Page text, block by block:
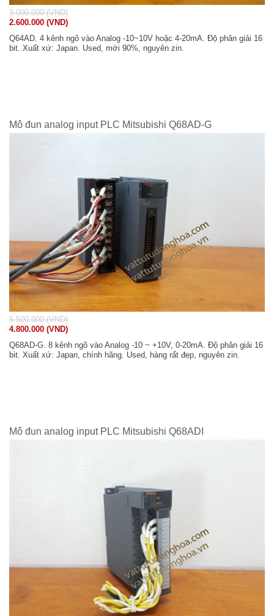
3.000.000 (VND)
2.600.000 (VND)
Q64AD. 4 kênh ngõ vào Analog -10~10V hoặc 4-20mA. Độ phân giải 16
bit. Xuất xứ: Japan. Used, mới 90%, nguyên zin.
Mô đun analog input PLC Mitsubishi Q68AD-G
5.500.000 (VND)
4.800.000 (VND)
Q68AD-G. 8 kênh ngõ vào Analog -10 ~ +10V, 0-20mA. Độ phân giải 16
bit. Xuất xứ: Japan, chính hãng. Used, hàng rất đẹp, nguyên zin.
Mô đun analog input PLC Mitsubishi Q68ADI